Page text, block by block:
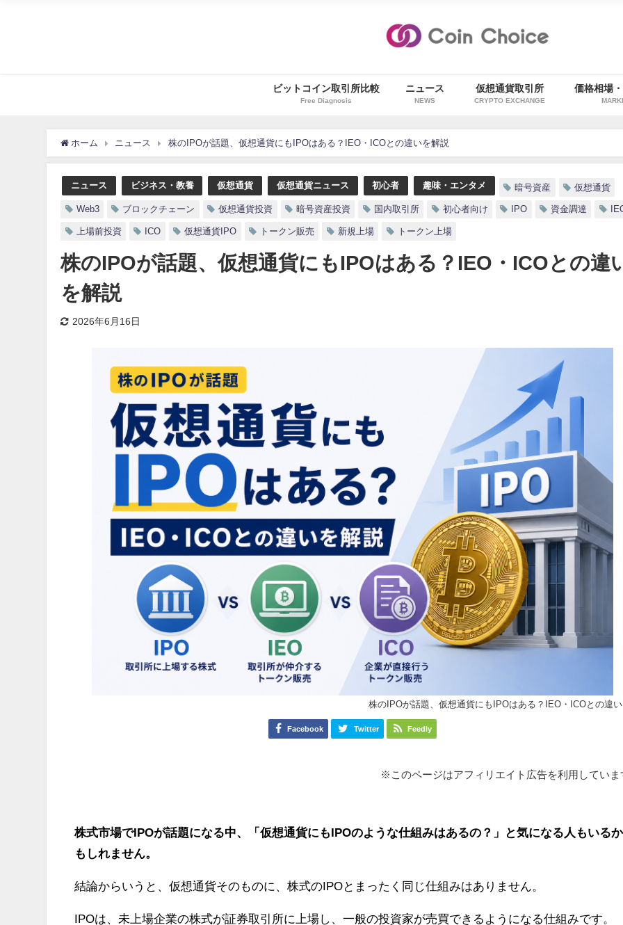
ビットコイン取引所比較
Free Diagnosis
ニュース
NEWS
仮想通貨取引所
CRYPTO EXCHANGE
価格相場
ホーム ニュース 株のIPOが話題、仮想通貨にもIPOはある？IEO・ICOとの違いを解説
ニュース ビジネス・教養 仮想通貨 仮想通貨ニュース 初心者 趣味・エンタメ 暗号資産 仮想通貨
Web3 ブロックチェーン 仮想通貨投資 暗号資産投資 国内取引所 初心者向け IPO 資金調達
上場前投資 ICO 仮想通貨IPO トークン販売 新規上場 トークン上場
株のIPOが話題、仮想通貨にもIPOはある？IEO・ICOとの違
を解説
2026年6月16日
株のIPOが話題、仮想通貨にもIPOはある？IEO・ICOとの違
Facebook Twitter Feedly
※このページはアフィリエイト広告を利用していま
株式市場でIPOが話題になる中、「仮想通貨にもIPOのような仕組みはあるの？」と気になる人もいるか
もしれません。
結論からいうと、仮想通貨そのものに、株式のIPOとまったく同じ仕組みはありません。
IPOは、未上場企業の株式が証券取引所に上場し、一般の投資家が売買できるようになる仕組みです。